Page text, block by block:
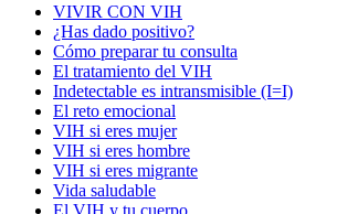
VIVIR CON VIH
¿Has dado positivo?
Cómo preparar tu consulta
El tratamiento del VIH
Indetectable es intransmisible (I=I)
El reto emocional
VIH si eres mujer
VIH si eres hombre
VIH si eres migrante
Vida saludable
El VIH y tu cuerpo